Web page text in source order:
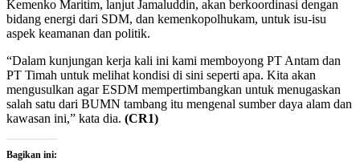
Kemenko Maritim, lanjut Jamaluddin, akan berkoordinasi dengan
bidang energi dari SDM, dan kemenkopolhukam, untuk isu-isu
aspek keamanan dan politik.
“Dalam kunjungan kerja kali ini kami memboyong PT Antam dan
PT Timah untuk melihat kondisi di sini seperti apa. Kita akan
mengusulkan agar ESDM mempertimbangkan untuk menugaskan
salah satu dari BUMN tambang itu mengenal sumber daya alam dan
kawasan ini,” kata dia. (CR1)
Bagikan ini: